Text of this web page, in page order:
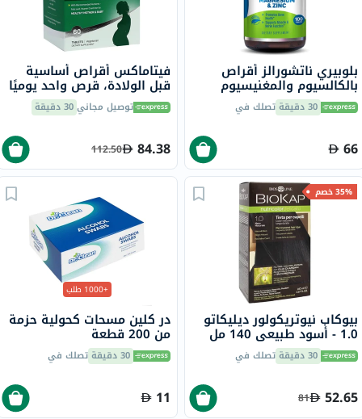
بلوبيري ناتشورالز أقراص
بالكالسيوم والمغنيسيوم
والزنك، 100 قطعة30 دقيقة تصلك في
66
فيتاماكس أقراص أساسية
قبل الولادة، قرص واحد يوميًا
مع حمض الفوليك والحديد
وفيتامين D لصحة الأم
توصيل مجاني30 دقيقة
84.38
112.50
35% خصم
بيوكاب نيوتريكولور ديليكاتو
1.0 - أسود طبيعي 140 مل
30 دقيقة تصلك في
52.65
81
+1000 طلب
در كلين مسحات كحولية حزمة
من 200 قطعة
30 دقيقة تصلك في
11